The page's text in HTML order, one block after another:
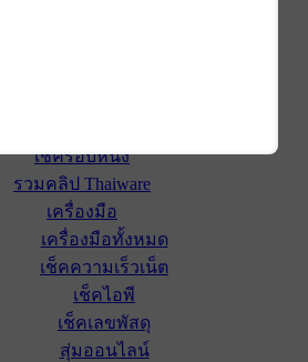
เช็ครอบหนัง
รวมคลิป Thaiware
เครื่องมือ
เครื่องมือทั้งหมด
เช็คความเร็วเน็ต
เช็คไอพี
เช็คเลขพัสดุ
สุ่มออนไลน์